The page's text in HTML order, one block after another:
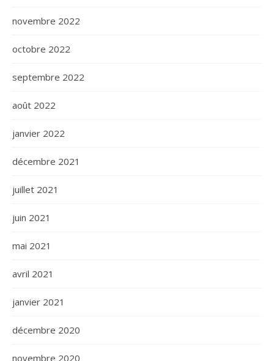
novembre 2022
octobre 2022
septembre 2022
août 2022
janvier 2022
décembre 2021
juillet 2021
juin 2021
mai 2021
avril 2021
janvier 2021
décembre 2020
novembre 2020